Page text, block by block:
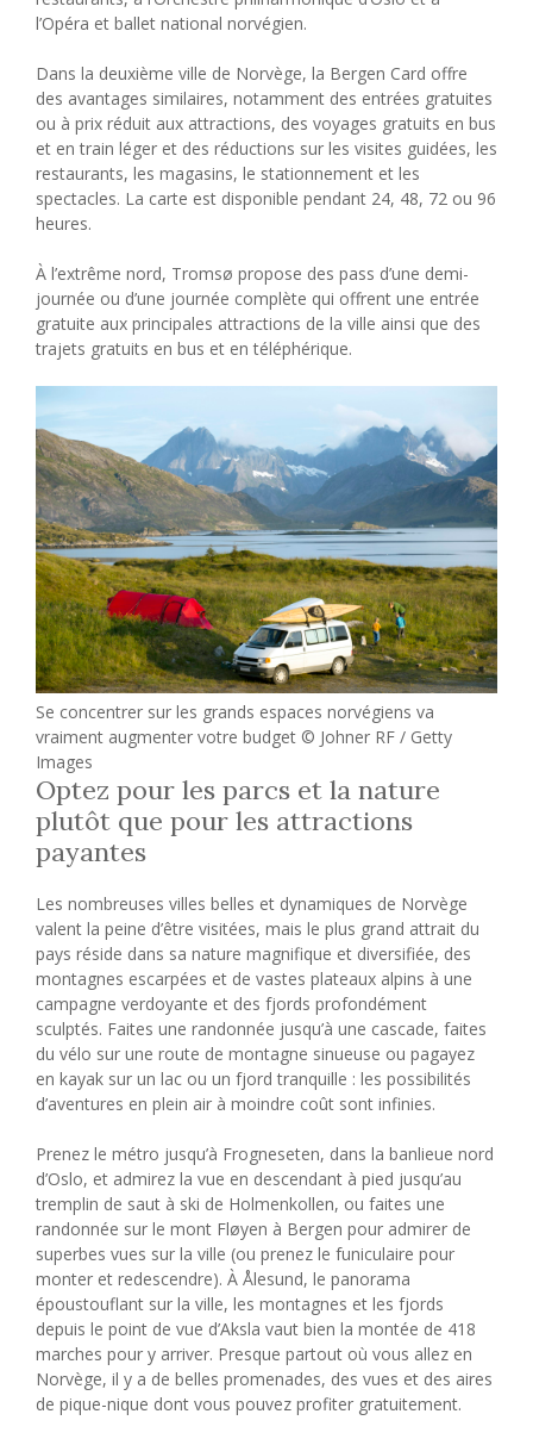
l’Opéra et ballet national norvégien.
Dans la deuxième ville de Norvège, la Bergen Card offre
des avantages similaires, notamment des entrées gratuites
ou à prix réduit aux attractions, des voyages gratuits en bus
et en train léger et des réductions sur les visites guidées, les
restaurants, les magasins, le stationnement et les
spectacles. La carte est disponible pendant 24, 48, 72 ou 96
heures.
À l’extrême nord, Tromsø propose des pass d’une demi-
journée ou d’une journée complète qui offrent une entrée
gratuite aux principales attractions de la ville ainsi que des
trajets gratuits en bus et en téléphérique.
Se concentrer sur les grands espaces norvégiens va
vraiment augmenter votre budget © Johner RF / Getty
Images
Optez pour les parcs et la nature
plutôt que pour les attractions
payantes
Les nombreuses villes belles et dynamiques de Norvège
valent la peine d’être visitées, mais le plus grand attrait du
pays réside dans sa nature magnifique et diversifiée, des
montagnes escarpées et de vastes plateaux alpins à une
campagne verdoyante et des fjords profondément
sculptés. Faites une randonnée jusqu’à une cascade, faites
du vélo sur une route de montagne sinueuse ou pagayez
en kayak sur un lac ou un fjord tranquille : les possibilités
d’aventures en plein air à moindre coût sont infinies.
Prenez le métro jusqu’à Frogneseten, dans la banlieue nord
d’Oslo, et admirez la vue en descendant à pied jusqu’au
tremplin de saut à ski de Holmenkollen, ou faites une
randonnée sur le mont Fløyen à Bergen pour admirer de
superbes vues sur la ville (ou prenez le funiculaire pour
monter et redescendre). À Ålesund, le panorama
époustouflant sur la ville, les montagnes et les fjords
depuis le point de vue d’Aksla vaut bien la montée de 418
marches pour y arriver. Presque partout où vous allez en
Norvège, il y a de belles promenades, des vues et des aires
de pique-nique dont vous pouvez profiter gratuitement.